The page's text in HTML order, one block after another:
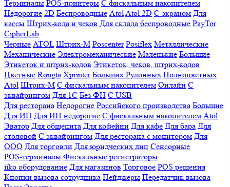
Терминалы POS-принтеры С фискальным накопителем
Недорогие 2D Беспроводные AtolAtol 2D С экраном Для
кассы Штрих-кода и чеков Для склада беспроводные PayTor
CipherLab
Черные ATOL Штрих-М Poscenter Posiflex Металлические
Механические Электромеханические Маленькие Большие
Этикеток и штрих-кодов Этикеток, чеков, штрих-кодов
Цветные Rongta Xprinter Больших Рулонных Полноцветных
Atol Штрих-М С фискальным накопителем Онлайн С
эквайрингом Для 1С Без ФН С USB
Для ресторана Недорогие Российского производства Большие
Для ИП Для ИП недорогие С фискальным накопителем Atol
Эватор Для общепита Для кофейни Для кафе Для бара Для
столовой С эквайрингом Для ресторана с монитором Для
ООО Для торговли Для юридческих лиц Сенсорные
POS-терминалы Фискальные регистраторы
iiko оборудование Для магазинов Торговое POS решения
Кнопки вызова сотрудника Пейджеры Передатчик вызова